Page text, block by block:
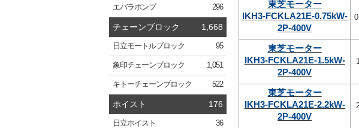
エバラポンプ 296
チェーンブロック 1,668
日立モートルブロック 95
象印チェーンブロック 1,051
キトーチェーンブロック 522
ホイスト 176
日立ホイスト 36
東芝モーター
IKH3-FCKLA21E-0.75kW-
2P-400V
東芝モーター
IKH3-FCKLA21E-1.5kW-
2P-400V
東芝モーター
IKH3-FCKLA21E-2.2kW-
2P-400V